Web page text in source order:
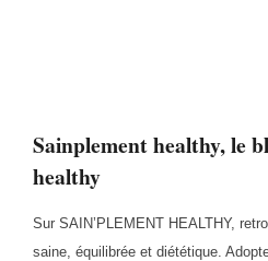
Sainplement healthy, le
healthy
Sur SAIN’PLEMENT HEALTHY,
saine, équilibrée et diététique.